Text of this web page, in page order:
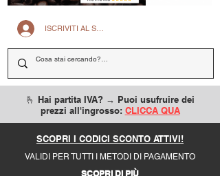
ISCRIVITI AL SITO
🫰 Hai partita IVA? → Puoi usufruire dei
prezzi all'ingrosso: CLICCA QUA
SCOPRI I CODICI SCONTO ATTIVI!
VALIDI PER TUTTI I METODI DI PAGAMENTO
SCOPRI DI PIÙ